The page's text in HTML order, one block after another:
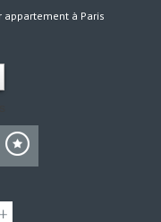
appartement à Paris